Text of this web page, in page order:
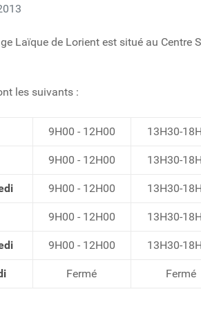
Laïque de Lorient est situé au Centre
les suivants :
9H00 - 12H00 13H30-
9H00 - 12H00 13H30-
9H00 - 12H00 13H30-
9H00 - 12H00 13H30-
9H00 - 12H00 13H30-
Fermé Fermé